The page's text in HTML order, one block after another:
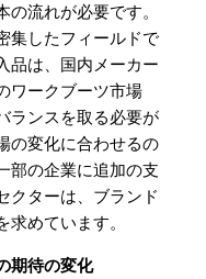
流れが必要です。
集したフィールドで
品は、国内メーカー
ワークブーツ市場
ランスを取る必要が
の変化に合わせるの
部の企業に追加の支
クターは、ブランド
めています。
期待の変化